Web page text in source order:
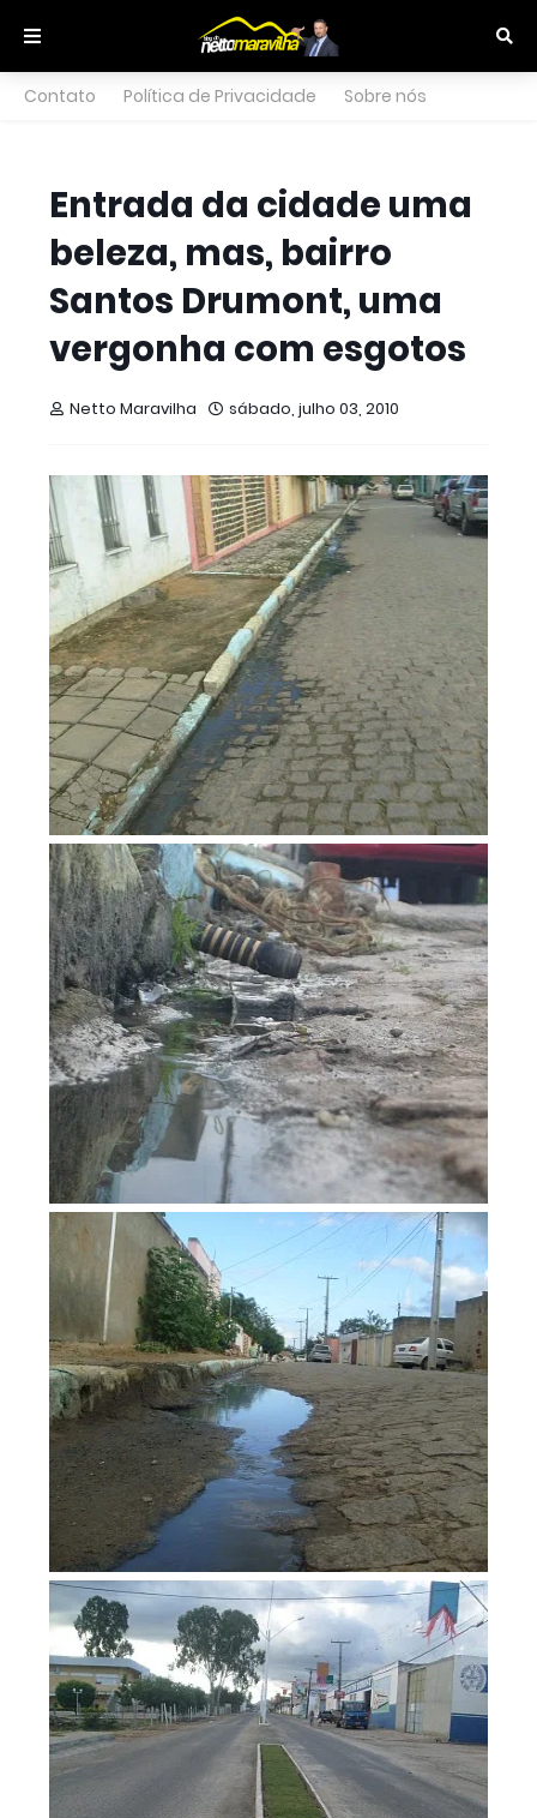
Contato Política de Privacidade Sobre nós
Entrada da cidade uma
beleza, mas, bairro
Santos Drumont, uma
vergonha com esgotos
Netto Maravilha sábado, julho 03, 2010